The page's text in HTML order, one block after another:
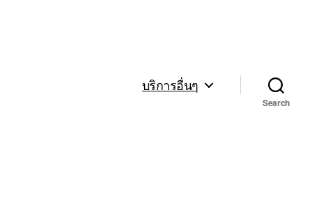
บริการอื่นๆ
Search